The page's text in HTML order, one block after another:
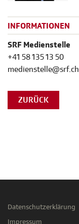
INFORMATIONEN
SRF Medienstelle
+41 58 135 13 50
medienstelle@srf.ch
ZURÜCK
Datenschutzerklärung
Impressum